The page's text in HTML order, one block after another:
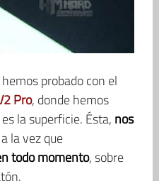
probado con el
Pro, donde hemos
la superficie. Ésta, nos
la vez que
todo momento, sobre